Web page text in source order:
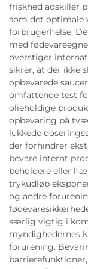
friskhed adskiller
som det optimale
forbrugerhelse.
med
overstiger
sikrer, at der ikke
opbevarede
omfattende test
olieholdige
opbevaring på
lukkede
der forhindrer
bevare internt
beholdere eller
trykudløb
og andre
særlig vigtig i
myndighedernes
forurening.